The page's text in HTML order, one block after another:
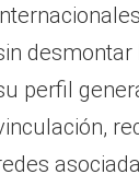
desmontar
perfil